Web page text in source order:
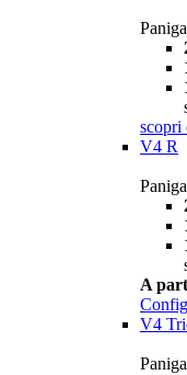
scopri
V4 R
A
V4